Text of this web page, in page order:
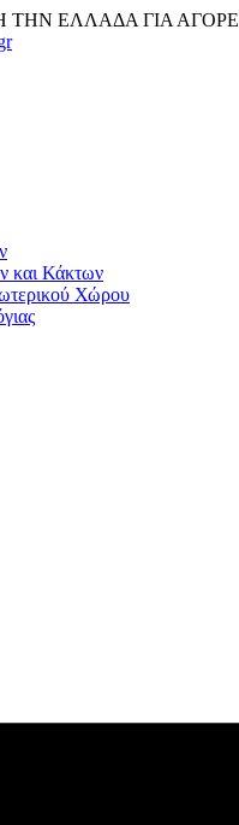
ΕΛΛΑΔΑ ΓΙΑ
και Κάκτων
Χώρου